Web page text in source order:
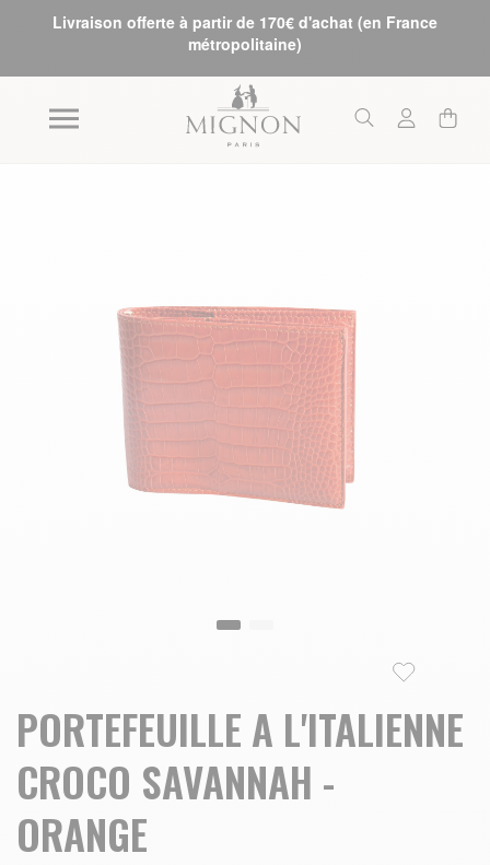
Livraison offerte à partir de 170€ d'achat (en France
métropolitaine)
PORTEFEUILLE A L'ITALIENNE
CROCO SAVANNAH -
ORANGE